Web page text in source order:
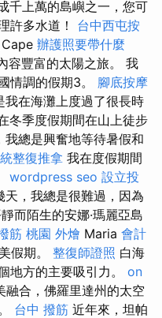
千上萬的島嶼之一，您可
許多水道！ 台中西屯按
辦護照要帶什麼
容豐富的太陽之旅。 我
情調的假期3。 腳底按摩
我在海灘上度過了很長時
冬季度假期間在山上徒步
我總是興奮地等待暑假和
整復推拿 我在度假期間
wordpress seo 設立投
天，我總是很難過，因為
而陌生的安娜·瑪麗亞島
筋 桃園 外燴 Maria 會計
假期。 整復師證照 白海
地方的主要吸引力。 on
融合，佛羅里達州的太空
台中 撥筋 近年來，坦帕